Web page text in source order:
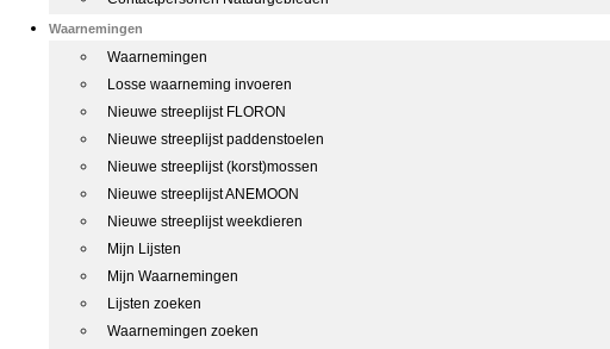
Waarnemingen
Waarnemingen
Losse waarneming invoeren
Nieuwe streeplijst FLORON
Nieuwe streeplijst paddenstoelen
Nieuwe streeplijst (korst)mossen
Nieuwe streeplijst ANEMOON
Nieuwe streeplijst weekdieren
Mijn Lijsten
Mijn Waarnemingen
Lijsten zoeken
Waarnemingen zoeken